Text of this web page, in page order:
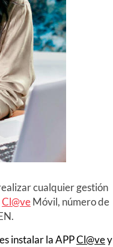
cualquier gestión
Cl@veMóvil, número de
instalar la APPCl@vey